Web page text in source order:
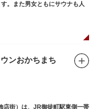
。また男女ともにサウナも人
ンおかちまち
店街）は、JR御徒町駅東側一帯